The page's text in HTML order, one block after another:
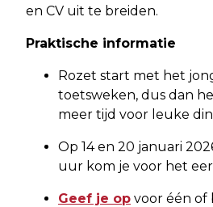
en CV uit te breiden.
Praktische informatie
Rozet start met het
toetsweken, dus dan
meer tijd voor leuke
Op 14 en 20 januari
uur kom je voor het
Geef je op voor één of